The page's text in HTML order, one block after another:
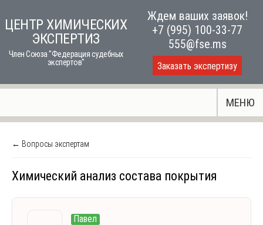
toЦЕНТР ХИМИЧЕСКИХ
ЭКСПЕРТИЗ
Член Союза "Федерация судебных
экспертов"
Ждем ваших заявок!
+7 (995) 100-33-77
555@fse.ms
Заказать экспертизу
МЕНЮ
← Вопросы экспертам
Химический анализ состава покрытия
Павел